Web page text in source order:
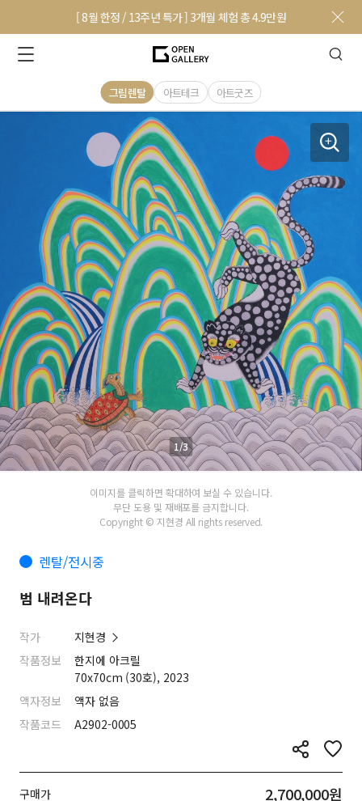
[ 8월 한정 / 13주년 특가 ] 3개월 체험 총 4.9만원
그림렌탈 아트테크 아트굿즈
1/3
이미지를 클릭하면 확대하여 보실 수 있습니다.
무단 도용 및 재배포를 금지합니다.
Copyright © 지현경 All rights reserved.
렌탈/전시중
범 내려온다
작가
지현경
작품정보
한지에 아크릴
70x70cm (30호), 2023
액자정보
액자 없음
작품코드
A2902-0005
구매가 2,700,000원